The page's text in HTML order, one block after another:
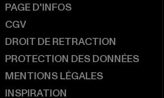
PAGE D'INFOS
CGV
DROIT DE RETRACTION
PROTECTION DES DONNÉES
MENTIONS LÉGALES
INSPIRATION